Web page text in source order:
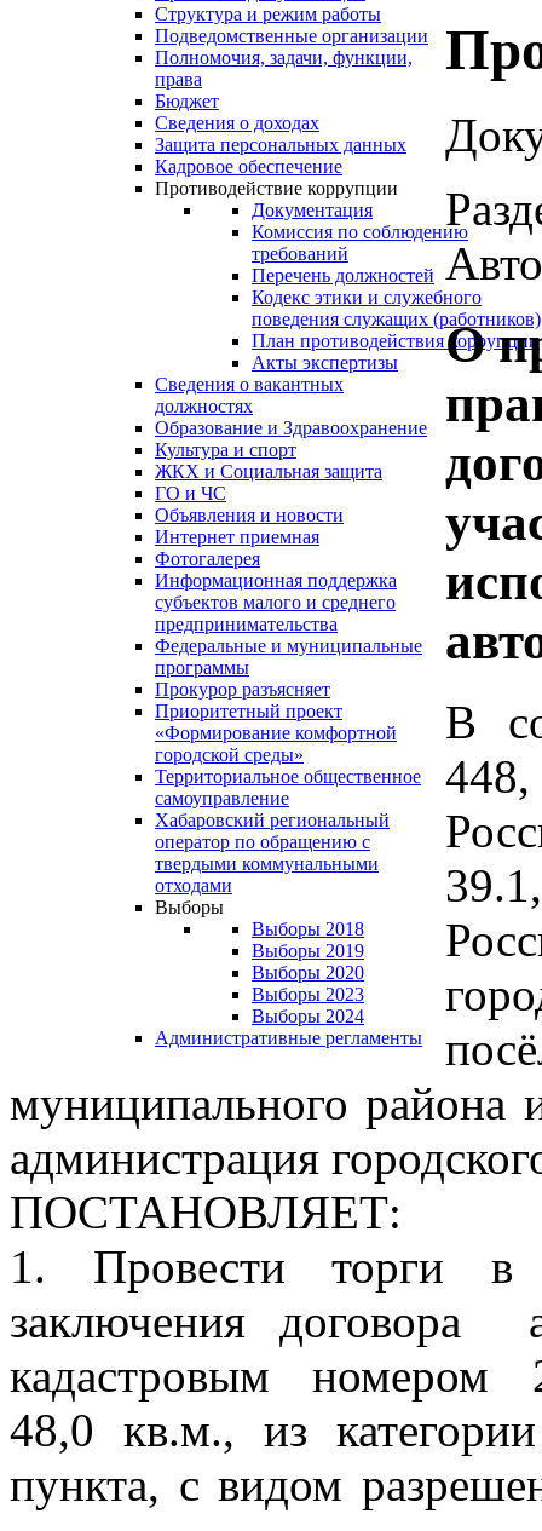
Структура и режим работы
Подведомственные организации
Полномочия, задачи, функции,
права
Бюджет
Сведения о доходах
Защита персональных данных
Кадровое обеспечение
Противодействие коррупции
Документация
Комиссия по соблюдению
требований
Перечень должностей
Кодекс этики и служебного
поведения служащих (работников)
План противодействия коррупции
Акты экспертизы
Сведения о вакантных
должностях
Образование и Здравоохранение
Культура и спорт
ЖКХ и Социальная защита
ГО и ЧС
Объявления и новости
Интернет приемная
Фотогалерея
Информационная поддержка
субъектов малого и среднего
предпринимательства
Федеральные и муниципальные
программы
Прокурор разъясняет
Приоритетный проект
«Формирование комфортной
городской среды»
Территориальное общественное
самоуправление
Хабаровский региональный
оператор по обращению с
твердыми коммунальными
отходами
Выборы
Выборы 2018
Выборы 2019
Выборы 2020
Выборы 2023
Выборы 2024
Административные регламенты
О
В
муниципального района
администрация
ПОСТАНОВЛЯЕТ:
1. Провести торги в
заключения договора
кадастровым номером
48,0 кв.м., из
пункта, с видом